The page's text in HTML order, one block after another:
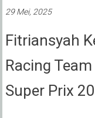
29 Mei, 2025
Fitriansyah
Racing
Super Prix